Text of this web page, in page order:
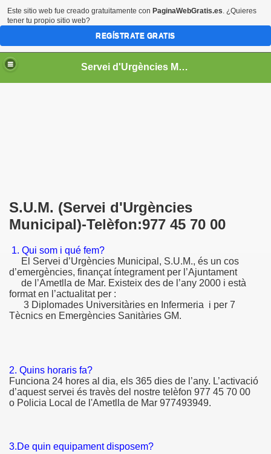
Servei d'Urgències Municipal
S.U.M. (Servei d'Urgències
Municipal)-Telèfon:977 45 70 00
1. Qui som i qué fem?
El Servei d’Urgències Municipal, S.U.M., és un cos
d’emergències, finançat íntegrament per l’Ajuntament
de l’Ametlla de Mar. Existeix des de l’any 2000 i està
format en l’actualitat per :
3 Diplomades Universitàries en Infermeria i per 7
Tècnics en Emergències Sanitàries GM.
2. Quins horaris fa?
Funciona 24 hores al dia, els 365 dies de l’any. L’activació
d’aquest servei és travès del nostre telèfon 977 45 70 00
o Policia Local de l'Ametlla de Mar 977493949.
3.De quin equipament disposem?
Este sitio web fue creado gratuitamente con PaginaWebGratis.es. ¿Quieres
tener tu propio sitio web?
REGÍSTRATE GRATIS